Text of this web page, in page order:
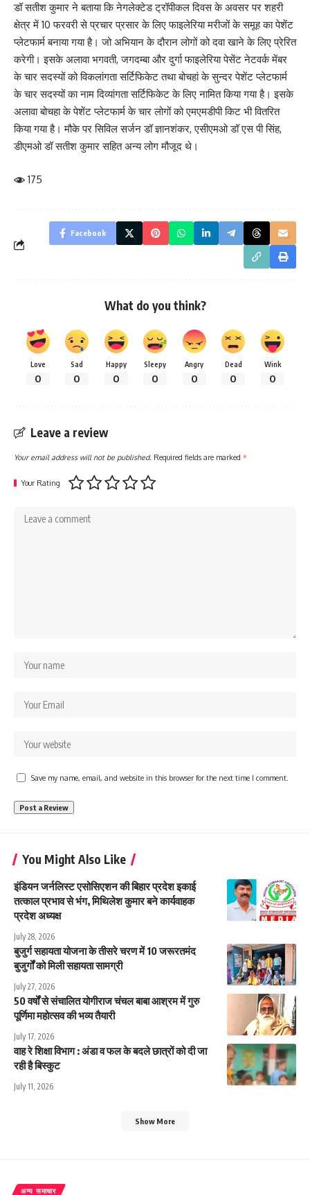
डॉ सतीश कुमार ने बताया कि नेगलेक्टेड ट्रॉपीकल दिवस के अवसर पर शहरी
क्षेत्र में 10 फरवरी से प्रचार प्रसार के लिए फाइलेरिया मरीजों के समूह का पेशेंट
प्लेटफार्म बनाया गया है। जो अभियान के दौरान लोगों को दवा खाने के लिए प्रेरित
करेगी। इसके अलावा भगवती, जगदम्बा और दुर्गा फाइलेरिया पेसेंट नेटवर्क मेंबर
के चार सदस्यों को विकलांगता सर्टिफिकेट तथा बोचहां के सुन्दर पेशेंट प्लेटफार्म
के चार सदस्यों का नाम दिव्यांगता सर्टिफिकेट के लिए नामित किया गया है। इसके
अलावा बोचहा के पेशेंट प्लेटफार्म के चार लोगों को एमएमडीपी किट भी वितरित
किया गया है। मौके पर सिविल सर्जन डॉ ज्ञानशंकर, एसीएमओ डॉ एस पी सिंह,
डीएमओ डॉ सतीश कुमार सहित अन्य लोग मौजूद थे।
175
Facebook
What do you think?
Love
0
Sad
0
Happy
0
Sleepy
0
Angry
0
Dead
0
Wink
0
Leave a review
Your email address will not be published. Required fields are marked *
Your Rating
Save my name, email, and website in this browser for the next time I comment.
You Might Also Like
इंडियन जर्नलिस्ट एसोसिएशन की बिहार प्रदेश इकाई
तत्काल प्रभाव से भंग, मिथिलेश कुमार बने कार्यवाहक
प्रदेश अध्यक्ष
July 28, 2026
बुजुर्ग सहायता योजना के तीसरे चरण में 10 जरूरतमंद
बुजुर्गों को मिली सहायता सामग्री
July 27, 2026
50 वर्षों से संचालित योगीराज चंचल बाबा आश्रम में गुरु
पूर्णिमा महोत्सव की भव्य तैयारी
July 17, 2026
वाह रे शिक्षा विभाग : अंडा व फल के बदले छात्रों को दी जा
रही है बिस्कुट
July 11, 2026
Show More
अन्य समाचार